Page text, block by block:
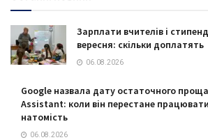
Зарплати вчителів і
вересня: скільки доплатять
06.08.2026
Google назвала дату остаточного
Assistant: коли він перестане
натомість
06.08.2026